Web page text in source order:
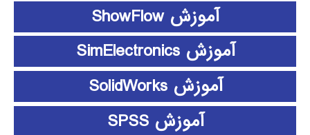
آموزش ShowFlow
آموزش SimElectronics
آموزش SolidWorks
آموزش SPSS